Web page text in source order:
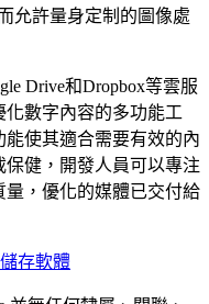
允許量身定制的圖像處
Drive和Dropbox等雲服
數字內容的多功能工
使其適合需要有效的內
健，開發人員可以專注
，優化的媒體已交付給
存軟體